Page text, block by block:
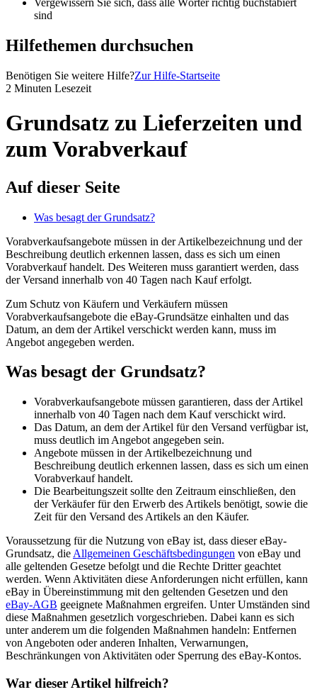
Vergewissern Sie sich, dass alle Wörter richtig buchstabiert
sind
Hilfethemen durchsuchen
Benötigen Sie weitere Hilfe?Zur Hilfe-Startseite
2 Minuten Lesezeit
Grundsatz zu Lieferzeiten und
zum Vorabverkauf
Auf dieser Seite
Was besagt der Grundsatz?
Vorabverkaufsangebote müssen in der Artikelbezeichnung und der
Beschreibung deutlich erkennen lassen, dass es sich um einen
Vorabverkauf handelt. Des Weiteren muss garantiert werden, dass
der Versand innerhalb von 40 Tagen nach Kauf erfolgt.
Zum Schutz von Käufern und Verkäufern müssen
Vorabverkaufsangebote die eBay-Grundsätze einhalten und das
Datum, an dem der Artikel verschickt werden kann, muss im
Angebot angegeben werden.
Was besagt der Grundsatz?
Vorabverkaufsangebote müssen garantieren, dass der Artikel
innerhalb von 40 Tagen nach dem Kauf verschickt wird.
Das Datum, an dem der Artikel für den Versand verfügbar ist,
muss deutlich im Angebot angegeben sein.
Angebote müssen in der Artikelbezeichnung und
Beschreibung deutlich erkennen lassen, dass es sich um einen
Vorabverkauf handelt.
Die Bearbeitungszeit sollte den Zeitraum einschließen, den
der Verkäufer für den Erwerb des Artikels benötigt, sowie die
Zeit für den Versand des Artikels an den Käufer.
Voraussetzung für die Nutzung von eBay ist, dass dieser eBay-
Grundsatz, die Allgemeinen Geschäftsbedingungen von eBay und
alle geltenden Gesetze befolgt und die Rechte Dritter geachtet
werden. Wenn Aktivitäten diese Anforderungen nicht erfüllen, kann
eBay in Übereinstimmung mit den geltenden Gesetzen und den
eBay-AGB geeignete Maßnahmen ergreifen. Unter Umständen sind
diese Maßnahmen gesetzlich vorgeschrieben. Dabei kann es sich
unter anderem um die folgenden Maßnahmen handeln: Entfernen
von Angeboten oder anderen Inhalten, Verwarnungen,
Beschränkungen von Aktivitäten oder Sperrung des eBay-Kontos.
War dieser Artikel hilfreich?